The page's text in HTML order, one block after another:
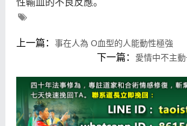
上一篇： 事在人為 O血型的人能動性極強
下一篇： 愛情中不主